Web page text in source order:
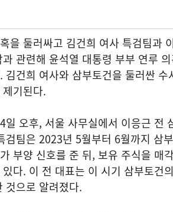
을 둘러싸고 김건희 여사 특검팀과
관련해 윤석열 대통령 부부 연루
김건희 여사와 삼부토건을 둘러싼
기된다.
일 오후, 서울 사무실에서 이응근 전
검팀은 2023년 5월부터 6월까지 삼
부양 신호를 준 뒤, 보유 주식을 매
다. 이 전 대표는 이 시기 삼부토건
것으로 알려졌다.